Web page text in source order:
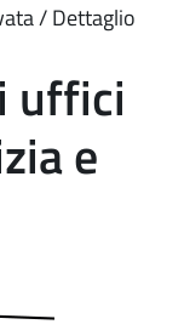
Dettaglio
uffici
e